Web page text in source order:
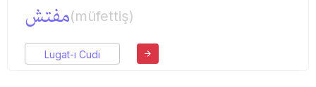
مفتش(müfettiş)
Lugat-ı Cudi